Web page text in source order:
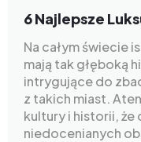
6 Najlepsze
Na całym świecie
mają tak głęboką
intrygujące do
z takich miast.
kultury i historii, że
niedocenianych